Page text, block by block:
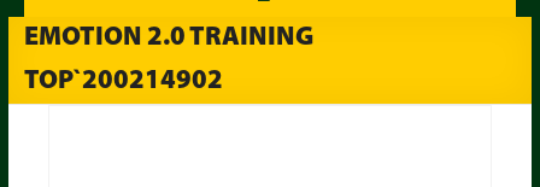
EMOTION 2.0 TRAINING
TOP`200214902